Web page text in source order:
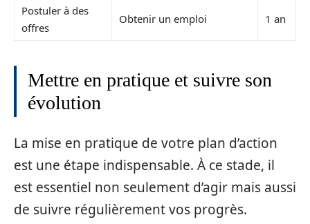
Postuler à des
offres
Obtenir un emploi 1 an
Mettre en pratique et suivre son
évolution
La mise en pratique de votre plan d’action
est une étape indispensable. À ce stade, il
est essentiel non seulement d’agir mais aussi
de suivre régulièrement vos progrès.